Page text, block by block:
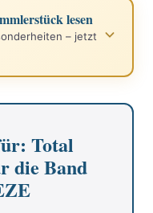
lesen
– jetzt
Total
die Band